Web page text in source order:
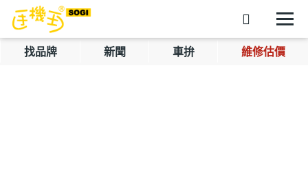
找品牌 新聞 車拚 維修估價